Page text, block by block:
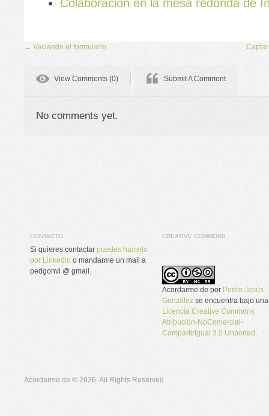
Colaboración en la mesa redonda de
← Vaciando el formulario
View Comments (0) Submit A Comment
No comments yet.
CONTACTO
Si quieres contactar puedes hacerlo
por Linkedin o mandarme un mail a
pedgonvi @ gmail.
CREATIVE COMMONS
Acordarme.de por Pedro Jesús
González se encuentra bajo una
Licencia Creative Commons
Atribución-NoComercial-
CompartirIgual 3.0 Unported .
Acordarme.de © 2026. All Rights Reserved.